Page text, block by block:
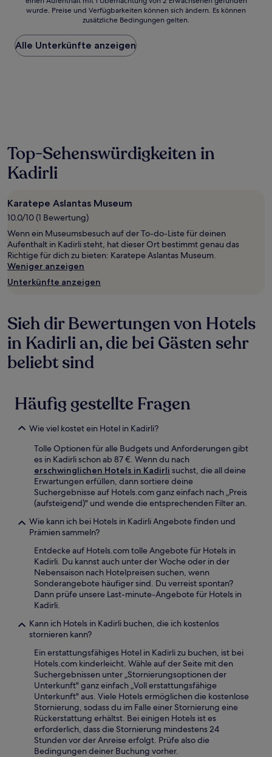
der
Preis
pro
Nacht,
mit
1 Übernachtung
von
gefunden
wurde.
Preise
und
Verfügbarkeiten
können
sich
Es
Bedingungen
gelten.
wurde. Preise und Verfügbarkeiten können sich ändern. Es können
zusätzliche Bedingungen gelten.
Alle Unterkünfte anzeigen
Top-Sehenswürdigkeiten in
Kadirli
Karatepe Aslantas Museum
10.0/10 (1 Bewertung)
Wenn ein Museumsbesuch auf der To-do-Liste für deinen
Aufenthalt in Kadirli steht, hat dieser Ort bestimmt genau das
Richtige für dich zu bieten: Karatepe Aslantas Museum.
Weniger anzeigen
Unterkünfte anzeigen
Sieh dir Bewertungen von Hotels
in Kadirli an, die bei Gästen sehr
beliebt sind
Häufig gestellte Fragen
Wie viel kostet ein Hotel in Kadirli?
Tolle Optionen für alle Budgets und Anforderungen gibt
es in Kadirli schon ab 87 €. Wenn du nach
erschwinglichen Hotels in Kadirli suchst, die all deine
Erwartungen erfüllen, dann sortiere deine
Suchergebnisse auf Hotels.com ganz einfach nach „Preis
(aufsteigend)" und wende die entsprechenden Filter an.
Wie kann ich bei Hotels in Kadirli Angebote finden und
Prämien sammeln?
Entdecke auf Hotels.com tolle Angebote für Hotels in
Kadirli. Du kannst auch unter der Woche oder in der
Nebensaison nach Hotelpreisen suchen, wenn
Sonderangebote häufiger sind. Du verreist spontan?
Dann prüfe unsere Last-minute-Angebote für Hotels in
Kadirli.
Kann ich Hotels in Kadirli buchen, die ich kostenlos
stornieren kann?
Ein erstattungsfähiges Hotel in Kadirli zu buchen, ist bei
Hotels.com kinderleicht. Wähle auf der Seite mit den
Suchergebnissen unter „Stornierungsoptionen der
Unterkunft" ganz einfach „Voll erstattungsfähige
Unterkunft" aus. Viele Hotels ermöglichen die kostenlose
Stornierung, sodass du im Falle einer Stornierung eine
Rückerstattung erhältst. Bei einigen Hotels ist es
erforderlich, dass die Stornierung mindestens 24
Stunden vor der Anreise erfolgt. Prüfe also die
Bedingungen deiner Buchung vorher.